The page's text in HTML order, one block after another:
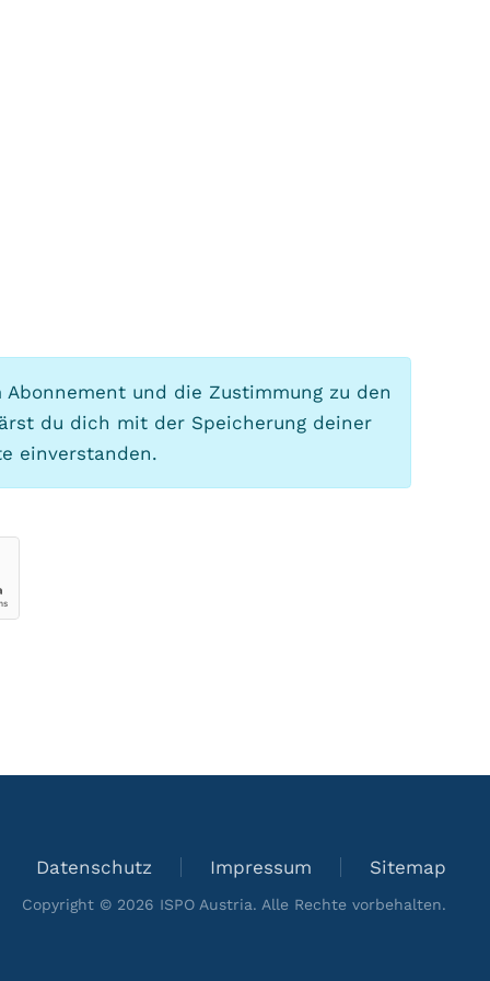
und die Zustimmung zu den
du dich mit der Speicherung deiner
einverstanden.
Datenschutz Impressum Sitemap
Copyright © 2026 ISPO Austria. Alle Rechte vorbehalten.